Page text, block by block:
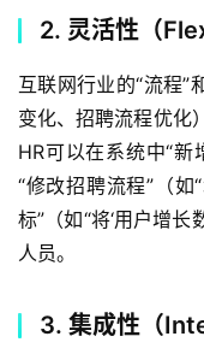
2. 灵活性（
互联网行业的“流程”
变化、招聘流程优化
HR可以在系统中“新
“修改招聘流程”（如
标”（如“将‘用户增长
人员。
3. 集成性（